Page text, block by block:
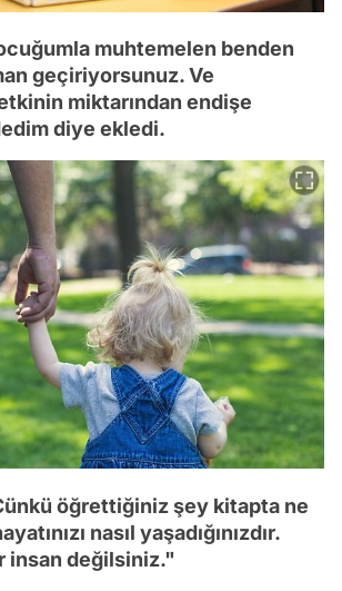
muhtemelen benden
geçiriyorsunuz. Ve
etkinin miktarından endişe
diye ekledi.
öğrettiğiniz şey kitapta ne
nasıl yaşadığınızdır.
insan değilsiniz."